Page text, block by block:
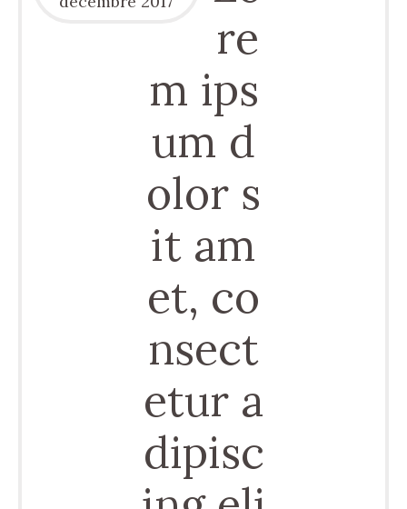
re
m ips
um d
olor s
it am
et, co
nsect
etur a
dipisc